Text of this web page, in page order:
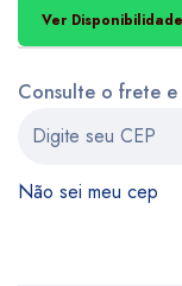
Ver Disponibilidade
Consulte o frete
Não sei meu cep